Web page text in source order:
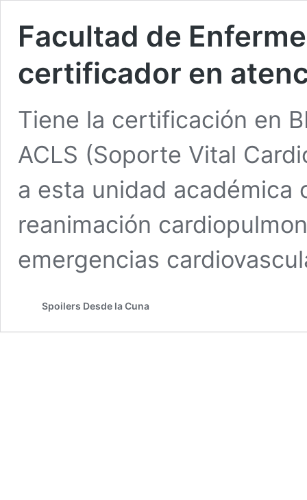
Facultad de
certificador en
Tiene la certificación en
ACLS (Soporte Vital
a esta unidad académica
reanimación
emergencias
Spoilers Desde la Cuna